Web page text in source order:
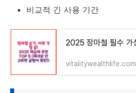
비교적 긴 사용 기간
vitalitywealthlife.com